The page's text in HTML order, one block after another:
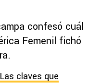
confesó cuál
Femenil fichó
claves que